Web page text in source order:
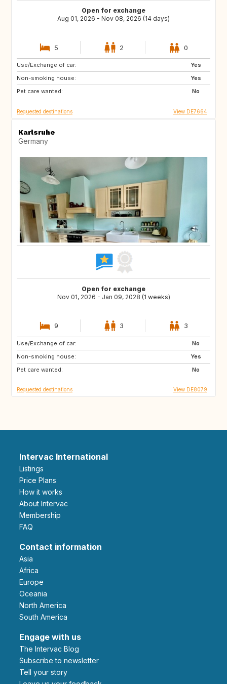
Open for exchange
Aug 01, 2026 - Nov 08, 2026 (14 days)
5 2 0
Use/Exchange of car:
Yes
Non-smoking house:
Yes
Pet care wanted:
No
LU
ES
GB
Requested destinations View DE7664
Karlsruhe
Germany
Open for exchange
Nov 01, 2026 - Jan 09, 2028 (1 weeks)
9 3 3
Use/Exchange of car:
No
Non-smoking house:
Yes
Pet care wanted:
No
IS
PL
AT
Requested destinations View DE8079
Intervac International
Listings
Price Plans
How it works
About Intervac
Membership
FAQ
Contact information
Asia
Africa
Europe
Oceania
North America
South America
Engage with us
The Intervac Blog
Subscribe to newsletter
Tell your story